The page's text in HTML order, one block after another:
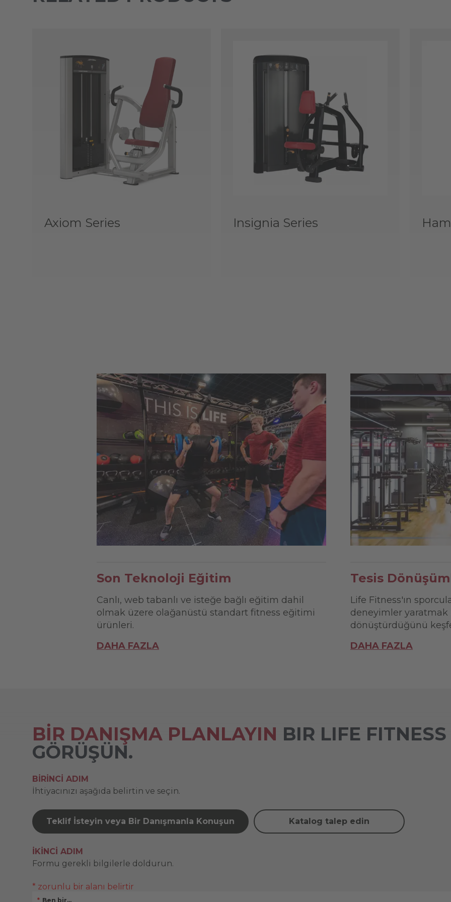
Axiom Series Insignia Series
Son Teknoloji Eğitim
Canlı, web tabanlı ve isteğe bağlı eğitim dahil
olmak üzere olağanüstü standart fitness eğitimi
ürünleri.
DAHA FAZLA
Tesis
Life Fitness'ın
deneyimler yaratmak
dönüştürdüğünü
DAHA FAZLA
BİR DANIŞMA PLANLAYIN BIR LIFE
GÖRÜŞÜN.
BIRINCI ADIM
İhtiyacınızı aşağıda belirtin ve seçin.
Teklif İsteyin veya Bir Danışmanla Konuşun Katalog talep edin
İKINCI ADIM
Formu gerekli bilgilerle doldurun.